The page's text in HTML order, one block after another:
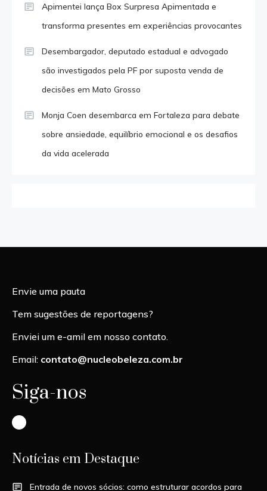
Apimentei lança Box Surpresa Apimentada e
transforma presentes em experiências provocantes
Desembargador, deputado estadual e advogado
são investigados pela PF por suposta venda de
decisões em Mato Grosso
Monja Coen desembarca em Fortaleza para debate
sobre ansiedade, equilíbrio emocional e os desafios
da vida acelerada
Envie uma pauta
Tem sugestões de reportagens?
Enviei um e-amil em nosso contato.
Email: contato@nucleobeleza.com.br
Siga-nos
Instagram
Notícias em Destaque
Entrada de novos sócios: como estruturar acordos para